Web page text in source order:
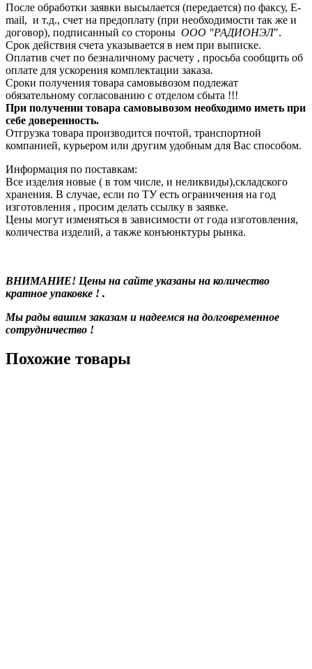
После обработки заявки высылается (передается) по факсу, E-
mail, и т.д., счет на предоплату (при необходимости так же и
договор), подписанный со стороны ООО "РАДИОНЭЛ".
Срок действия счета указывается в нем при выписке.
Оплатив счет по безналичному расчету , просьба сообщить об
оплате для ускорения комплектации заказа.
Сроки получения товара самовывозом подлежат
обязательному согласованию с отделом сбыта !!!
При получении товара самовывозом необходимо иметь при
себе доверенность.
Отгрузка товара производится почтой, транспортной
компанией, курьером или другим удобным для Вас способом.
Информация по поставкам:
Все изделия новые ( в том числе, и неликвиды),складского
хранения. В случае, если по ТУ есть ограничения на год
изготовления , просим делать ссылку в заявке.
Цены могут изменяться в зависимости от года изготовления,
количества изделий, а также конъюнктуры рынка.
ВНИМАНИЕ! Цены на сайте указаны на количество
кратное упаковке ! .
Мы рады вашим заказам и надеемся на долговременное
сотрудничество !
Похожие товары